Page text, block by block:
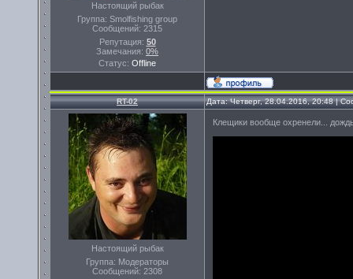
Настоящий рыбак
Группа: Smolfishing group
Сообщений: 2315
Репутация: 50
Замечания: 0%
Статус: Offline
RT-02 Дата: Четверг, 28.04.2016, 20:48 |
Настоящий рыбак
Группа: Модераторы
Сообщений: 2308
Клещики вообще охренели...